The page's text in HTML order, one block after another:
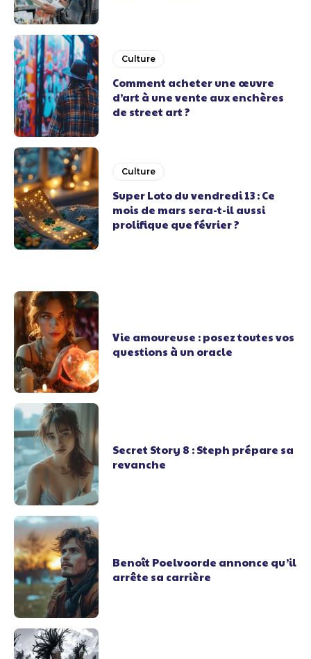
Culture
Comment acheter une œuvre
d’art à une vente aux enchères
de street art ?
Culture
Super Loto du vendredi 13 : Ce
mois de mars sera-t-il aussi
prolifique que février ?
Vie amoureuse : posez toutes vos
questions à un oracle
Secret Story 8 : Steph prépare sa
revanche
Benoît Poelvoorde annonce qu’il
arrête sa carrière